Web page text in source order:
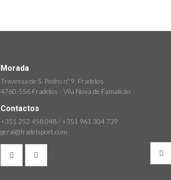
Morada
Travessa de S. Pedro nº 9, Fradelos
4760-556 Fradelos - Vila Nova de Famalicão
Contactos
+351 252 458 048 / +351 961 304 739
geral@fradelsport.com